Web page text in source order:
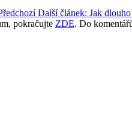
Další článek: Jak
pokračujte ZDE. Do